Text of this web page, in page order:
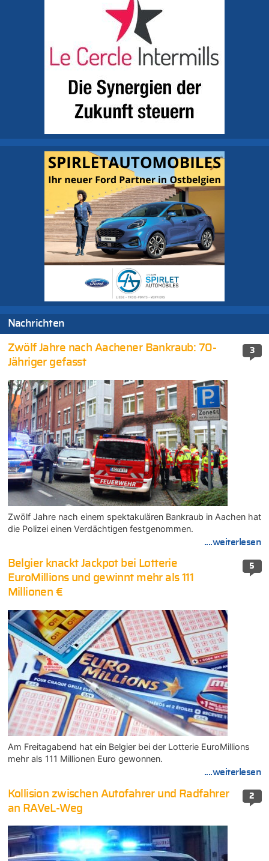
Nachrichten
3
Zwölf Jahre nach Aachener Bankraub: 70-
Jähriger gefasst
Zwölf Jahre nach einem spektakulären Bankraub in Aachen hat
die Polizei einen Verdächtigen festgenommen.
....weiterlesen
5
Belgier knackt Jackpot bei Lotterie
EuroMillions und gewinnt mehr als 111
Millionen €
Am Freitagabend hat ein Belgier bei der Lotterie EuroMillions
mehr als 111 Millionen Euro gewonnen.
....weiterlesen
2
Kollision zwischen Autofahrer und Radfahrer
an RAVeL-Weg